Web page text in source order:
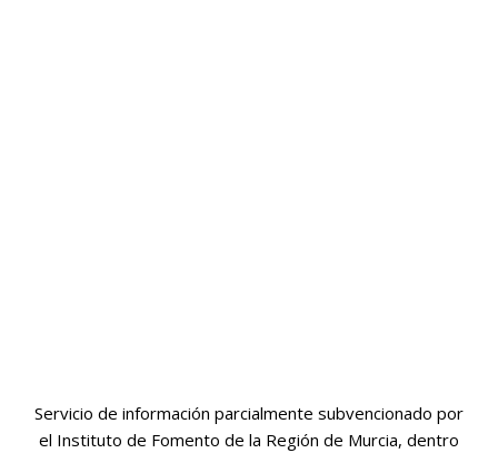
Servicio de información parcialmente subvencionado por
el Instituto de Fomento de la Región de Murcia, dentro